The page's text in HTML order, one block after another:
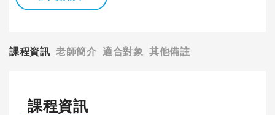
課程資訊 老師簡介 適合對象 其他備註
課程資訊